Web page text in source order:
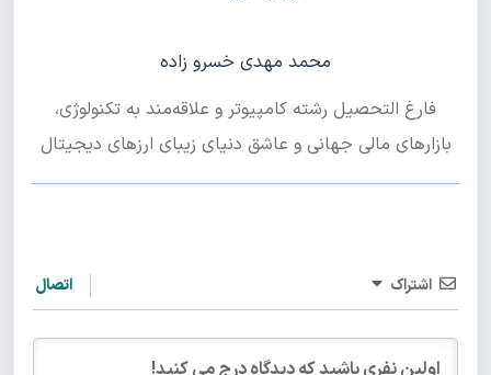
محمد مهدی خسرو زاده
فارغ التحصیل رشته کامپیوتر و علاقه‌مند به تکنولوژی،
بازار‌های مالی جهانی و عاشق دنیای زیبای ارز‌های دیجیتال
اشتراک اتصال